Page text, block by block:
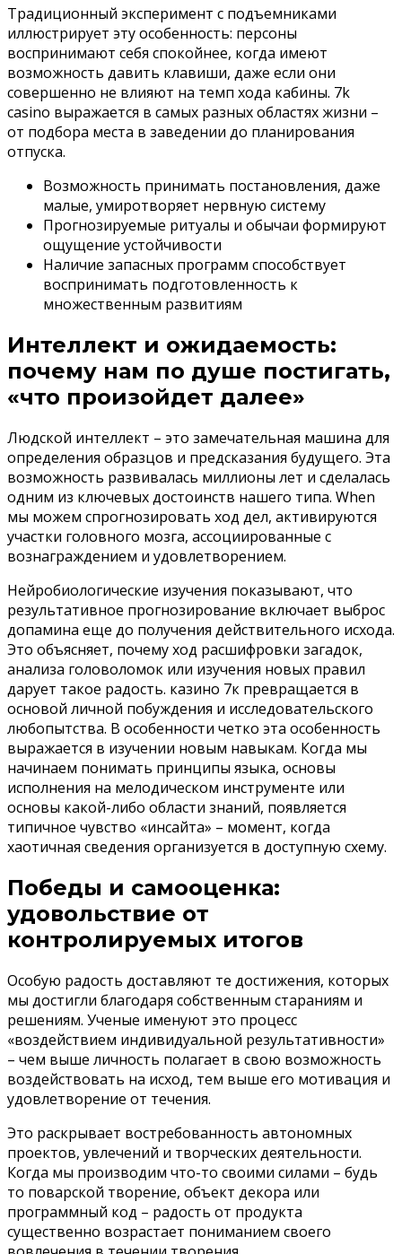
Традиционный эксперимент с подъемниками
иллюстрирует эту особенность: персоны
воспринимают себя спокойнее, когда имеют
возможность давить клавиши, даже если они
совершенно не влияют на темп хода кабины. 7k
casino выражается в самых разных областях жизни –
от подбора места в заведении до планирования
отпуска.
Возможность принимать постановления, даже
малые, умиротворяет нервную систему
Прогнозируемые ритуалы и обычаи формируют
ощущение устойчивости
Наличие запасных программ способствует
воспринимать подготовленность к
множественным развитиям
Интеллект и ожидаемость:
почему нам по душе постигать,
«что произойдет далее»
Людской интеллект – это замечательная машина для
определения образцов и предсказания будущего. Эта
возможность развивалась миллионы лет и сделалась
одним из ключевых достоинств нашего типа. When
мы можем спрогнозировать ход дел, активируются
участки головного мозга, ассоциированные с
вознаграждением и удовлетворением.
Нейробиологические изучения показывают, что
результативное прогнозирование включает выброс
допамина еще до получения действительного исхода.
Это объясняет, почему ход расшифровки загадок,
анализа головоломок или изучения новых правил
дарует такое радость. казино 7к превращается в
основой личной побуждения и исследовательского
любопытства. В особенности четко эта особенность
выражается в изучении новым навыкам. Когда мы
начинаем понимать принципы языка, основы
исполнения на мелодическом инструменте или
основы какой-либо области знаний, появляется
типичное чувство «инсайта» – момент, когда
хаотичная сведения организуется в доступную схему.
Победы и самооценка:
удовольствие от
контролируемых итогов
Особую радость доставляют те достижения, которых
мы достигли благодаря собственным стараниям и
решениям. Ученые именуют это процесс
«воздействием индивидуальной результативности»
– чем выше личность полагает в свою возможность
воздействовать на исход, тем выше его мотивация и
удовлетворение от течения.
Это раскрывает востребованность автономных
проектов, увлечений и творческих деятельности.
Когда мы производим что-то своими силами – будь
то поварской творение, объект декора или
программный код – радость от продукта
существенно возрастает пониманием своего